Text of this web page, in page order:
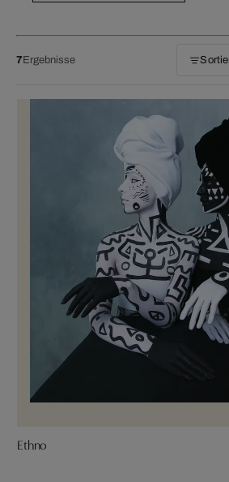
7Ergebnisse
Ethno